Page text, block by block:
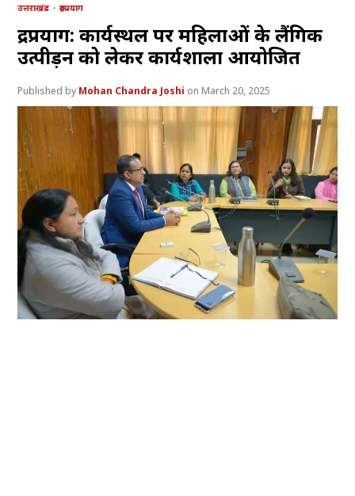
उत्तराखंड रुद्रप्रयाग
रुद्रप्रयाग: कार्यस्थल पर महिलाओं के लैंगिक
उत्पीड़न को लेकर कार्यशाला आयोजित
Mohan Chandra Joshi March 20, 2025